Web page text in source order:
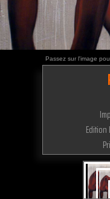
Passez sur l'image